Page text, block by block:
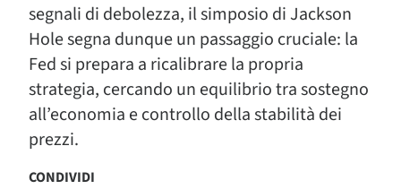
segnali di debolezza, il simposio di Jackson
Hole segna dunque un passaggio cruciale: la
Fed si prepara a ricalibrare la propria
strategia, cercando un equilibrio tra sostegno
all’economia e controllo della stabilità dei
prezzi.
CONDIVIDI